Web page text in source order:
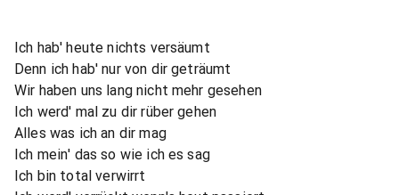
Ich hab' heute nichts versäumt
Denn ich hab' nur von dir geträumt
Wir haben uns lang nicht mehr gesehen
Ich werd' mal zu dir rüber gehen
Alles was ich an dir mag
Ich mein' das so wie ich es sag
Ich bin total verwirrt